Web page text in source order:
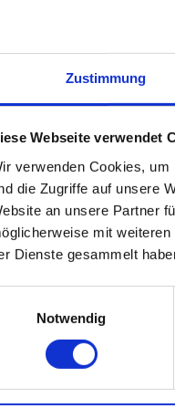
Zustimmung
Webseite verwendet
verwenden Cookies,
die Zugriffe auf unsere
an unsere Partner
mit
Dienste gesammelt
Notwendig
heilige Notburga verehrt
der Wallfahrtskirche
lebte und sich für
und Bedeutung können
einzigen Museum in
und dem
Verehrung gezeigt,
Das Notburga-
als eine der
Notburga wandeln möchte,
für
ein.